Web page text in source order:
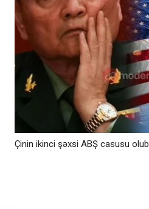
Çinin ikinci şəxsi ABŞ casusu